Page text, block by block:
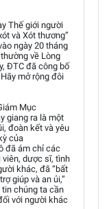
Thế giới người
và Xót thương”
ngày 20 tháng
về Lòng
ĐTC đã công bố
mở rộng đôi
Mục
giang ra là một
đoàn kết và yêu
của
đã ám chỉ các
viên, dược sĩ, tình
khác, đã “bất
giúp và an ủi,”
chúng ta cần
với người khác